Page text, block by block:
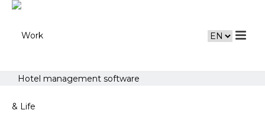
Hotel management software